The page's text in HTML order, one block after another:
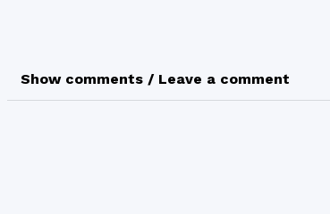
Show comments / Leave a comment